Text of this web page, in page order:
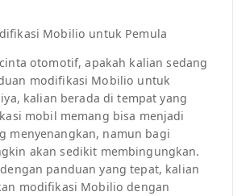
Mobilio untuk Pemula
otomotif, apakah kalian sedang
modifikasi Mobilio untuk
iya, kalian berada di tempat yang
mobil memang bisa menjadi
menyenangkan, namun bagi
akan sedikit membingungkan.
panduan yang tepat, kalian
modifikasi Mobilio dengan